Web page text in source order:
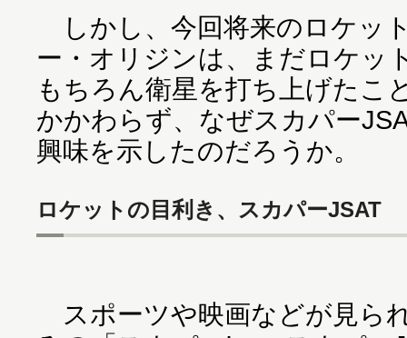
しかし、今回将来のロケッ
ー・オリジンは、まだロケッ
もちろん衛星を打ち上げたこ
かかわらず、なぜスカパー
興味を示したのだろうか。
ロケットの目利き、スカパーJSAT
スポーツや映画などが見ら